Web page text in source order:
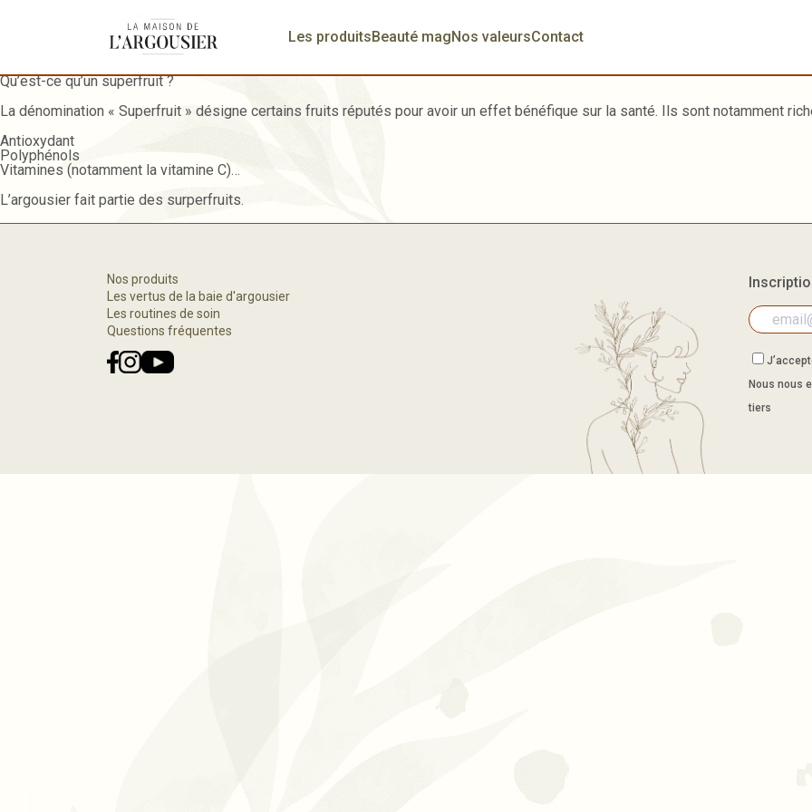
Les produitsBeauté magNos valeursContact
Qu’est-ce qu’un superfruit ?
La dénomination « Superfruit » désigne certains fruits réputés pour avoir un effet bénéfique sur la santé. Ils sont notamment
Antioxydant
Polyphénols
Vitamines (notamment la vitamine C)…
L’argousier fait partie des surperfruits.
Nos produits
Les vertus de la baie d'argousier
Les routines de soin
Questions fréquentes
Nous nous
tiers